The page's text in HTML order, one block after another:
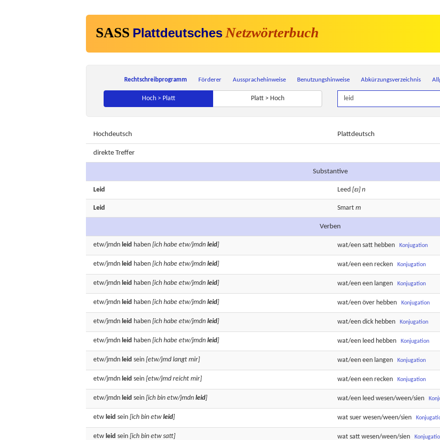
SASS Plattdeutsches Netzwörterbuch
Rechtschreibprogramm Förderer Aussprachehinweise Benutzungshinweise Abkürzungsverzeichnis
Hoch > Platt Platt > Hoch
Hochdeutsch Plattdeutsch
direkte Treffer
Substantive
Leid Leed [εɪ] n
Leid Smart m
Verben
etw/jmdn leid haben [ich habe etw/jmdn leid] wat/een satt hebben Konjugation
etw/jmdn leid haben [ich habe etw/jmdn leid] wat/een een recken Konjugation
etw/jmdn leid haben [ich habe etw/jmdn leid] wat/een een langen Konjugation
etw/jmdn leid haben [ich habe etw/jmdn leid] wat/een över hebben Konjugation
etw/jmdn leid haben [ich habe etw/jmdn leid] wat/een dick hebben Konjugation
etw/jmdn leid haben [ich habe etw/jmdn leid] wat/een leed hebben Konjugation
etw/jmdn leid sein [etw/jmd langt mir] wat/een een langen Konjugation
etw/jmdn leid sein [etw/jmd reicht mir] wat/een een recken Konjugation
etw/jmdn leid sein [ich bin etw/jmdn leid] wat/een leed wesen/ween/sien
etw leid sein [ich bin etw leid] wat suer wesen/ween/sien
etw leid sein [ich bin etw satt] wat satt wesen/ween/sien